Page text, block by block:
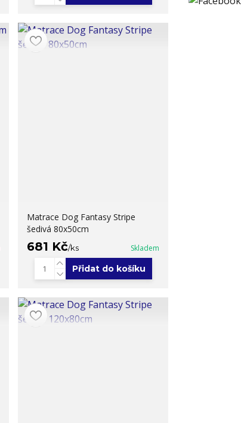
Matrace Dog Fantasy Stripe
šedivá 80x50cm
681 Kč/ks Skladem
Přidat do košíku